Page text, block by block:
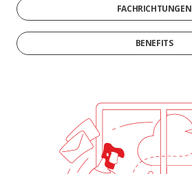
FACHRICHTUNGEN
BENEFITS